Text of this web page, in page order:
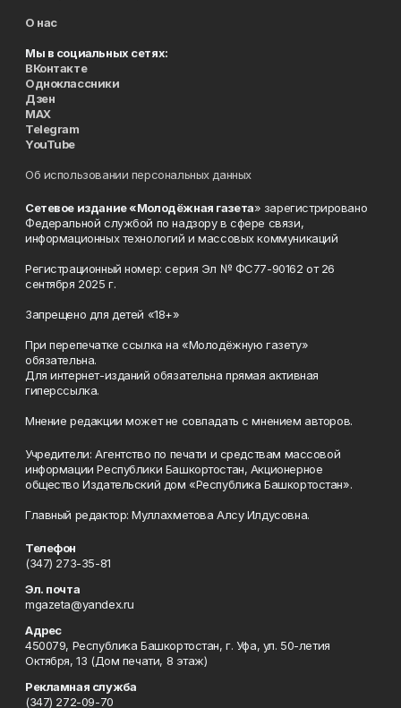
О нас
Мы в социальных сетях:
ВКонтакте
Одноклассники
Дзен
MAX
Telegram
YouTube
Об использовании персональных данных
Сетевое издание «Молодёжная газета» зарегистрировано
Федеральной службой по надзору в сфере связи,
информационных технологий и массовых коммуникаций
Регистрационный номер: серия Эл № ФС77-90162 от 26
сентября 2025 г.
Запрещено для детей «18+»
При перепечатке ссылка на «Молодёжную газету»
обязательна.
Для интернет-изданий обязательна прямая активная
гиперссылка.
Мнение редакции может не совпадать с мнением авторов.
Учредители: Агентство по печати и средствам массовой
информации Республики Башкортостан, Акционерное
общество Издательский дом «Республика Башкортостан».
Главный редактор: Муллахметова Алсу Илдусовна.
Телефон
(347) 273-35-81
Эл. почта
mgazeta@yandex.ru
Адрес
450079, Республика Башкортостан, г. Уфа, ул. 50-летия
Октября, 13 (Дом печати, 8 этаж)
Рекламная служба
(347) 272-09-70